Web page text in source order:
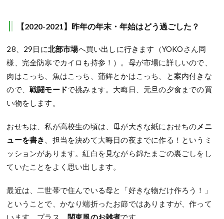
【2020-2021】昨年の年末・年始はどう過ごした？
28、29日に北部市場へ買い出しに行きます（YOKOさん同
様、完全防寒でカイロも持参！）。母が市場に詳しいので、
肉はこっち、魚はこっち、蒲鉾とかはこっち、と案内付きな
ので、戦闘モードで挑みます。大晦日、元旦の夕食までの買
い物をします。
おせちは、私が高校生の頃は、母が大きな紙におせちのメニ
ューを書き
、担当を決めて大晦日の夜までに作る！というミ
ッションがあります。紅白を見ながら錦たまごの裏ごしをし
ていたことをよく思い出します。
最近は、二世帯で住んでいる母と「好きな物だけ作ろう！」
ということで、かなり端折ったお節ではありますが、作って
います。プラス、関東風のお雑煮です。